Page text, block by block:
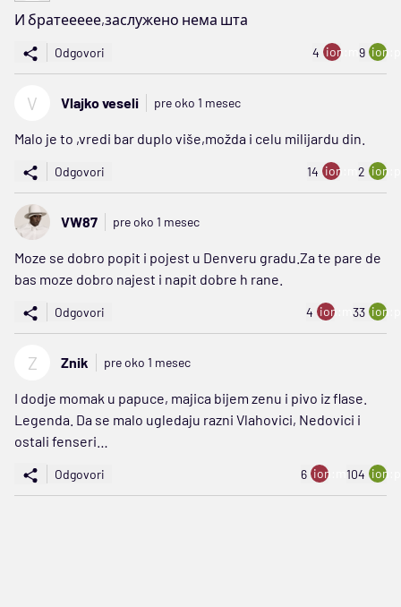
И братеееее,заслужено нема шта
Odgovori 4 ion:minus
9
V Vlajko veseli pre oko 1 mesec
Malo je to ,vredi bar duplo više,možda i celu milijardu din.
Odgovori 14 ion:minus
2
VW87 pre oko 1 mesec
Moze se dobro popit i pojest u Denveru gradu.Za te pare de
bas moze dobro najest i napit dobre h rane.
Odgovori 4 ion:minus
33
Z Znik pre oko 1 mesec
I dodje momak u papuce, majica bijem zenu i pivo iz flase.
Legenda. Da se malo ugledaju razni Vlahovici, Nedovici i
ostali fenseri…
Odgovori 6 ion:minus
104